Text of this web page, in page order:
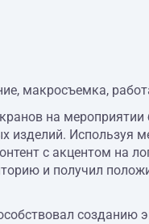
макросъемка,
на мероприятии
изделий. Используя
с акцентом на
и получил
созданию